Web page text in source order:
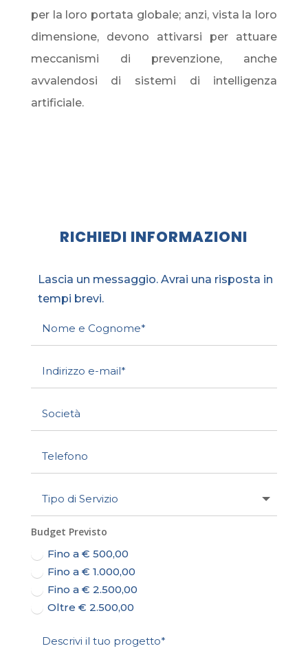
per la loro portata globale; anzi, vista la loro
dimensione, devono attivarsi per attuare
meccanismi di prevenzione, anche
avvalendosi di sistemi di intelligenza
artificiale.
RICHIEDI INFORMAZIONI
Lascia un messaggio. Avrai una risposta in
tempi brevi.
Budget Previsto
Fino a € 500,00
Fino a € 1.000,00
Fino a € 2.500,00
Oltre € 2.500,00